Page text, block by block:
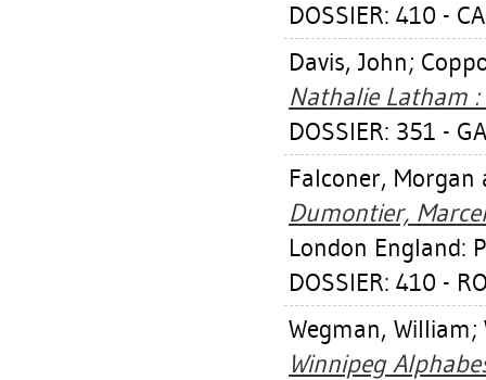
DOSSIER: 410 -
Davis, John;
Nathalie Latham :
DOSSIER: 351 -
Falconer, Morgan
Dumontier,
London England:
DOSSIER: 410 -
Wegman, William;
Winnipeg